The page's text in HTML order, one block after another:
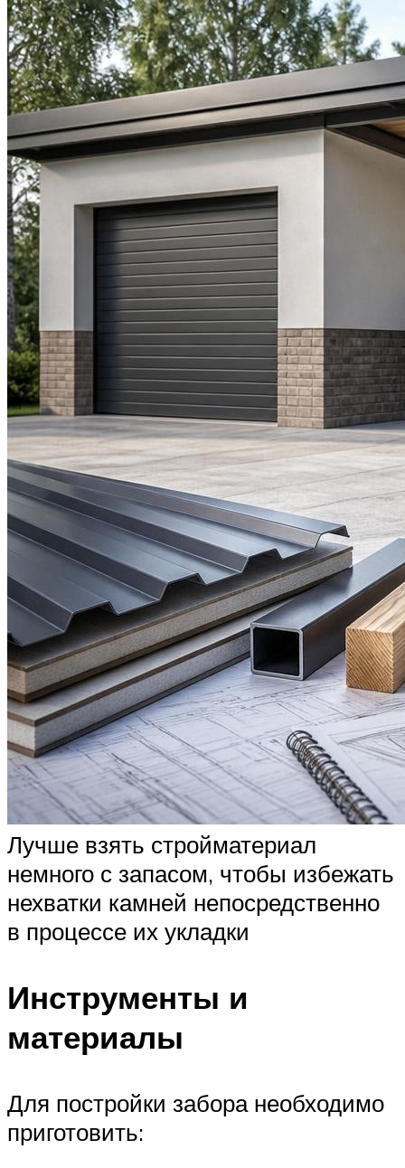
Лучше взять стройматериал
немного с запасом, чтобы избежать
нехватки камней непосредственно
в процессе их укладки
Инструменты и
материалы
Для постройки забора необходимо
приготовить: